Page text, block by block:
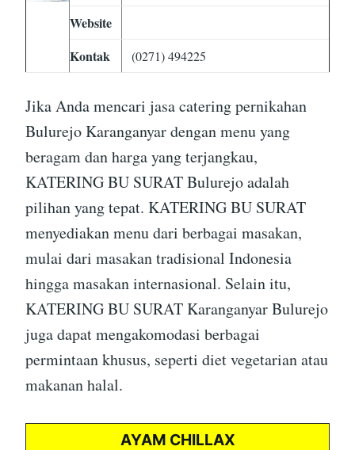
Website
Kontak
(0271) 494225
Jika Anda mencari jasa catering pernikahan
Bulurejo Karanganyar dengan menu yang
beragam dan harga yang terjangkau,
KATERING BU SURAT Bulurejo adalah
pilihan yang tepat. KATERING BU SURAT
menyediakan menu dari berbagai masakan,
mulai dari masakan tradisional Indonesia
hingga masakan internasional. Selain itu,
KATERING BU SURAT Karanganyar Bulurejo
juga dapat mengakomodasi berbagai
permintaan khusus, seperti diet vegetarian atau
makanan halal.
AYAM CHILLAX